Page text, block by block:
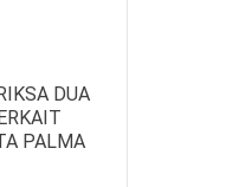
DUA
PALMA